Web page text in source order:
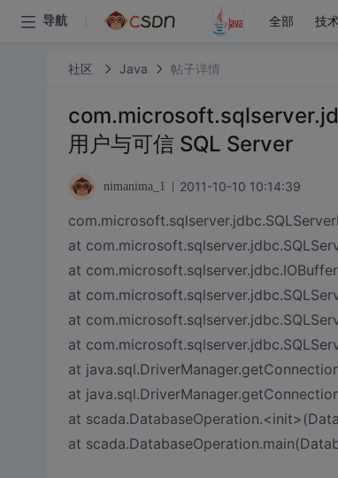
导航 全部 技
社区 Java 帖子详情
用户与可信 SQL Server
nimanima_1 2011-10-10 10:14:39
at
at
at
at
at
at
at
at
at